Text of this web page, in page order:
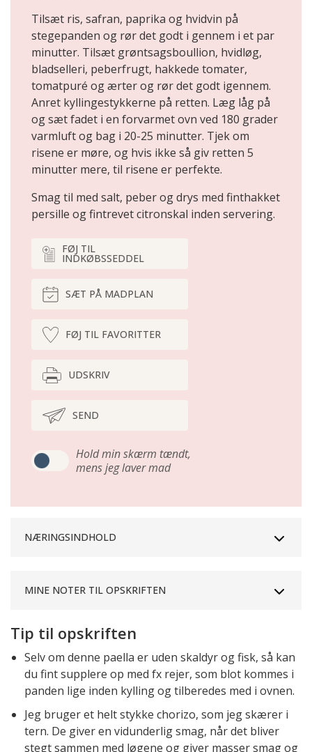
Tilsæt ris, safran, paprika og hvidvin på
stegepanden og rør det godt i gennem i et par
minutter. Tilsæt grøntsagsboullion, hvidløg,
bladselleri, peberfrugt, hakkede tomater,
tomatpuré og ærter og rør det godt igennem.
Anret kyllingestykkerne på retten. Læg låg på
og sæt fadet i en forvarmet ovn ved 180 grader
varmluft og bag i 20-25 minutter. Tjek om
risene er møre, og hvis ikke så giv retten 5
minutter mere, til risene er perfekte.
Smag til med salt, peber og drys med finthakket
persille og fintrevet citronskal inden servering.
FØJ TIL
INDKØBSSEDDEL
SÆT PÅ MADPLAN
FØJ TIL FAVORITTER
UDSKRIV
SEND
Hold min skærm tændt,
mens jeg laver mad
NÆRINGSINDHOLD
MINE NOTER TIL OPSKRIFTEN
Tip til opskriften
Selv om denne paella er uden skaldyr og fisk, så kan
du fint supplere op med fx rejer, som blot kommes i
panden lige inden kylling og tilberedes med i ovnen.
Jeg bruger et helt stykke chorizo, som jeg skærer i
tern. De giver en vidunderlig smag, når det bliver
stegt sammen med løgene og giver masser smag og